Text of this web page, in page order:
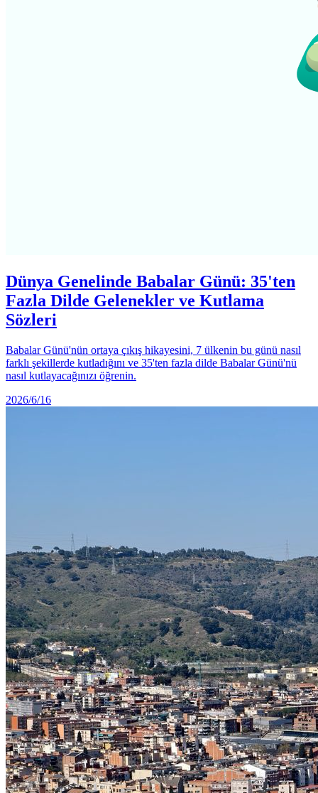
Dünya Genelinde Babalar Günü: 35'ten
Fazla Dilde Gelenekler ve Kutlama
Sözleri
Babalar Günü'nün ortaya çıkış hikayesini, 7 ülkenin bu günü nasıl
farklı şekillerde kutladığını ve 35'ten fazla dilde Babalar Günü'nü
nasıl kutlayacağınızı öğrenin.
2026/6/16